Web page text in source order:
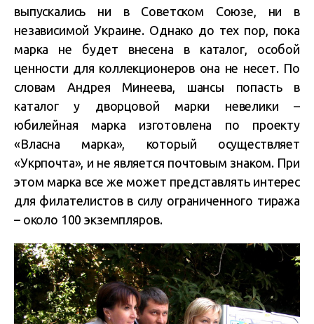
выпускались ни в Советском Союзе, ни в
независимой Украине. Однако до тех пор, пока
марка не будет внесена в каталог, особой
ценности для коллекционеров она не несет. По
словам Андрея Минеева, шансы попасть в
каталог у дворцовой марки невелики –
юбилейная марка изготовлена по проекту
«Власна марка», который осуществляет
«Укрпочта», и не является почтовым знаком. При
этом марка все же может представлять интерес
для филателистов в силу ограниченного тиража
– около 100 экземпляров.